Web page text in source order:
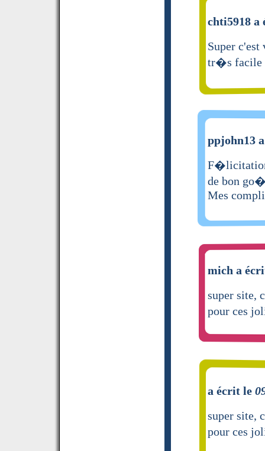
chti5918
Super
tr�s
ppjohn13
de bon
Mes
mich a
super site,
pour ces
a écrit le
super site,
pour ces